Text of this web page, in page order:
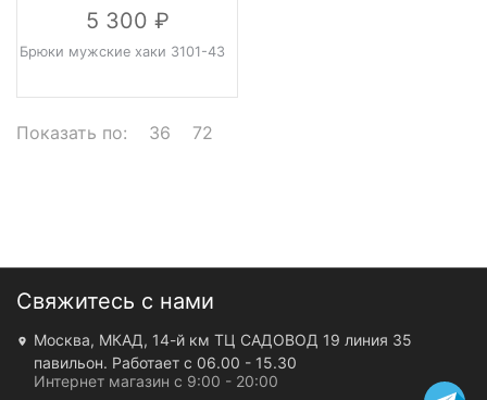
5 300
Брюки мужские хаки 3101-43
Показать по: 36 72
Свяжитесь с нами
Москва, МКАД, 14-й км ТЦ САДОВОД 19 линия 35
павильон. Работает с 06.00 - 15.30
Интернет магазин с 9:00 - 20:00